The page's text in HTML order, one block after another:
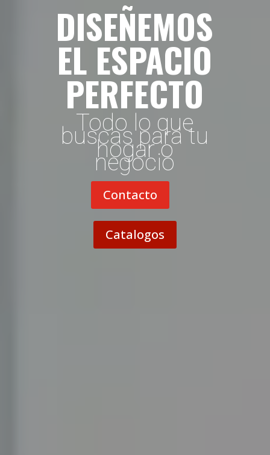
DISEÑEMOS
EL ESPACIO
PERFECTO
Todo lo que
buscas para tu
hogar o
negocio
Contacto
Catalogos